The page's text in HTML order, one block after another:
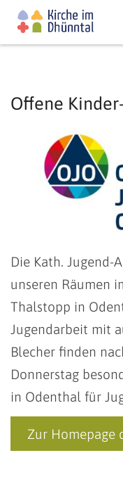
Offene
Die Kath. Jugend-
unseren Räumen
Thalstopp in
Jugendarbeit mit
Blecher finden
Donnerstag
in Odenthal für
Zur Homepage